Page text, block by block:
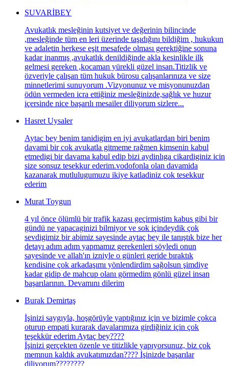
SUVARİBEY
Avukatlık mesleğinin kutsiyet ve değerinin bilincinde
,mesleğinde tüm en leri üzerinde taşıdığını bildiğim , hukukun
ve adaletin herkese eşit mesafede olması gerektiğine sonuna
kadar inanmış ,avukatlık denildiğinde akla kesinlikle ilk
gelmesi gereken ,kocaman yürekli güzel insan.Titizlik ve
özveriyle çalışan tüm hukuk bürosu çalışanlarınıza ve size
minnetlerimi sunuyorum .Vizyonunuz ve misyonunuzdan
ödün vermeden icra ettiğiniz mesleğinizde,sağlık ve huzur
içersinde nice başarılı mesailer diliyorum sizlere...
Hasret Uysaler
Aytac bey benim tanidigim en iyi avukatlardan biri benim
davami bir cok avukatla gitmeme rağmen kimsenin kabul
etmedigi bir davama kabul edip bizi aydinlıga cikardiginiz icin
size sonsuz tesekkur ederim.vodofonla olan davamida
kazanarak mutlulugumuzu ikiye katladiniz cok tesekkur
ederim
Murat Toygun
4 yıl önce ölümlü bir trafik kazası geçirmiştim kabus gibi bir
gündü ne yapacaginizi bilmiyor ve sok içindeydik çok
sevdigimiz bir abimiz sayesinde aytaç bey ile tanıştık bize her
detayı adım adım yapmamız gerekenleri söyledi onun
sayesinde ve allah'ın izniyle o günleri geride bıraktık
kendisine çok arkadaşımı yönlendirdim sağolsun şimdiye
kadar gidip de mahcup olanı görmedim gönlü güzel insan
başarılarının. Devamını dilerim
Burak Demirtaş
İşinizi saygıyla, hoşgörüyle yaptığınız için ve bizimle çokca
oturup empati kurarak davalarımıza girdiğiniz için çok
teşekkür ederim Aytaç bey????
İşinizi gerçekten özenle ve titizlikle yapıyorsunuz, biz çok
memnun kaldık avukatımızdan???? İşinizde başarılar
diliyorum????????